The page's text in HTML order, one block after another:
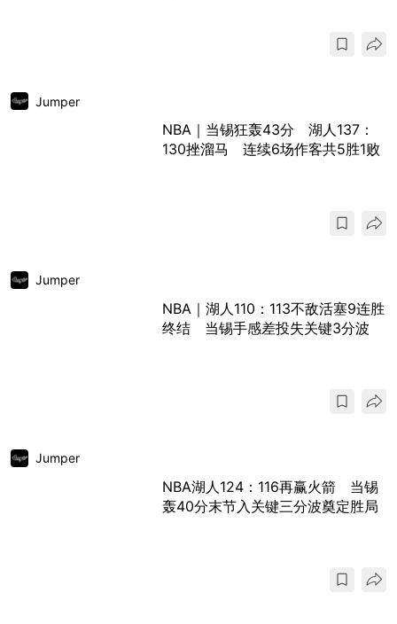
Jumper
NBA｜当锡狂轰43分 湖人137：
130挫溜马 连续6场作客共5胜1败
Jumper
NBA｜湖人110：113不敌活塞9连胜
终结 当锡手感差投失关键3分波
Jumper
NBA湖人124：116再赢火箭 当锡
轰40分末节入关键三分波奠定胜局